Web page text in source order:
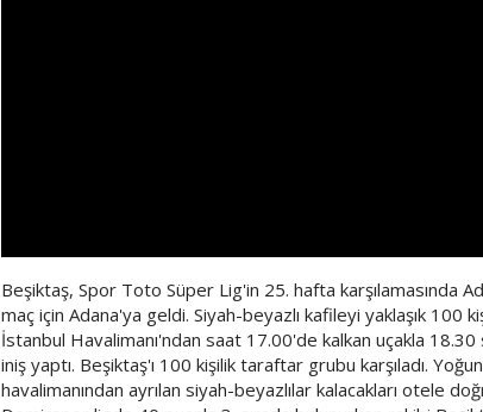
Beşiktaş, Spor Toto Süper Lig'in 25. hafta karşılamasında
maç için Adana'ya geldi. Siyah-beyazlı kafileyi yaklaşık 100
İstanbul Havalimanı'ndan saat 17.00'de kalkan uçakla 18.30
iniş yaptı. Beşiktaş'ı 100 kişilik taraftar grubu karşıladı.
havalimanından ayrılan siyah-beyazlılar kalacakları otele